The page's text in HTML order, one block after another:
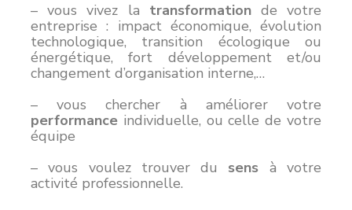
– vous vivez la transformationde votre
entreprise : impact économique, évolution
technologique, transition écologique ou
énergétique, fort développement et/ou
changement d’organisation interne,…
– vous chercher à améliorer votre
performance individuelle, ou celle de votre
équipe
– vous voulez trouver du sens à votre
activité professionnelle.